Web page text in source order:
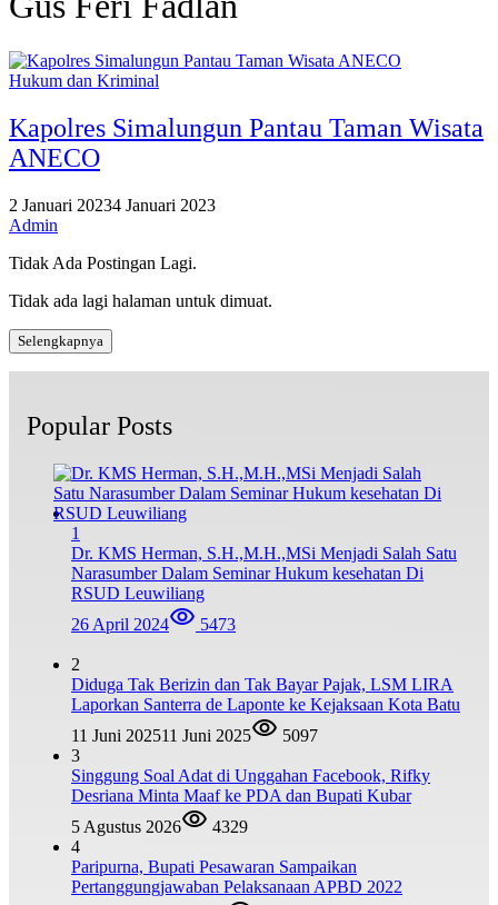
Hukum dan Kriminal
Kapolres Simalungun Pantau Taman Wisata
ANECO
2 Januari 20234 Januari 2023
Admin
Tidak Ada Postingan Lagi.
Tidak ada lagi halaman untuk dimuat.
Selengkapnya
Popular Posts
1
Dr. KMS Herman, S.H.,M.H.,MSi Menjadi Salah Satu
Narasumber Dalam Seminar Hukum kesehatan Di
RSUD Leuwiliang
26 April 2024
5473
2
Diduga Tak Berizin dan Tak Bayar Pajak, LSM LIRA
Laporkan Santerra de Laponte ke Kejaksaan Kota Batu
11 Juni 202511 Juni 2025
5097
3
Singgung Soal Adat di Unggahan Facebook, Rifky
Desriana Minta Maaf ke PDA dan Bupati Kubar
5 Agustus 2026
4329
4
Paripurna, Bupati Pesawaran Sampaikan
Pertanggungjawaban Pelaksanaan APBD 2022